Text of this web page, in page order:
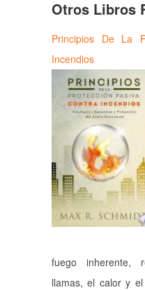
Otros Libros
Principios De La
Incendios
fuego inherente,
llamas, el calor y